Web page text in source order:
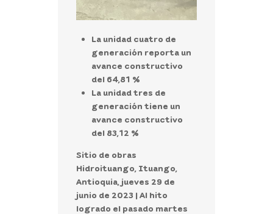
La unidad cuatro de
generación reporta un
avance constructivo
del 64,81 %
La unidad tres de
generación tiene un
avance constructivo
del 83,12 %
Sitio de obras
Hidroituango, Ituango,
Antioquia, jueves 29 de
junio de 2023 | Al hito
logrado el pasado martes